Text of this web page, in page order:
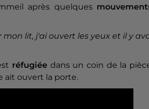
après quelques
lit, j'ai ouvert les yeux et il y
réfugiée dans un coin de la
ait ouvert la porte.